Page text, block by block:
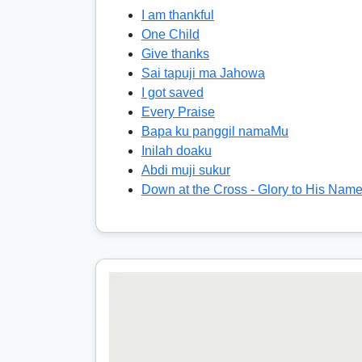
I am thankful
One Child
Give thanks
Sai tapuji ma Jahowa
I got saved
Every Praise
Bapa ku panggil namaMu
Inilah doaku
Abdi muji sukur
Down at the Cross - Glory to His Name